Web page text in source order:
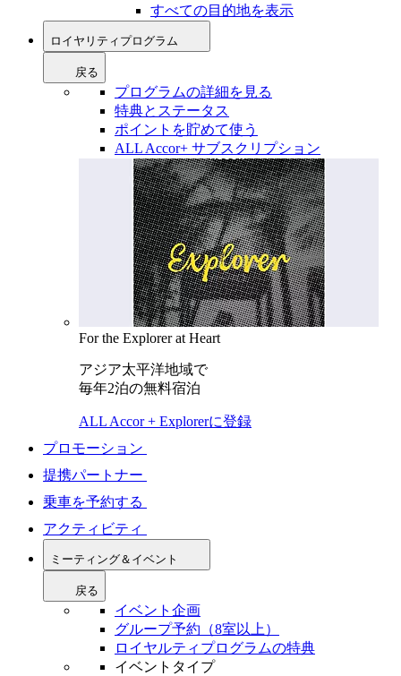
すべての目的地を表示
ロイヤリティプログラム
戻る
プログラムの詳細を見る
特典とステータス
ポイントを貯めて使う
ALL Accor+ サブスクリプション
For the Explorer at Heart
アジア太平洋地域で
毎年2泊の無料宿泊
ALL Accor + Explorerに登録
プロモーション
提携パートナー
乗車を予約する
アクティビティ
ミーティング＆イベント
戻る
イベント企画
グループ予約（8室以上）
ロイヤルティプログラムの特典
イベントタイプ